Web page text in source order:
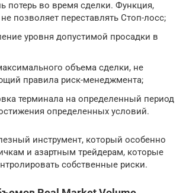
потерь во время сделки. Функция,
позволяет переставлять Стоп-лосс;
уровня допустимой просадки в
объема сделки, не
правила риск-менеджмента;
терминала на определенный период
определенных условий.
инструмент, который особенно
и азартным трейдерам, которые
собственные риски.